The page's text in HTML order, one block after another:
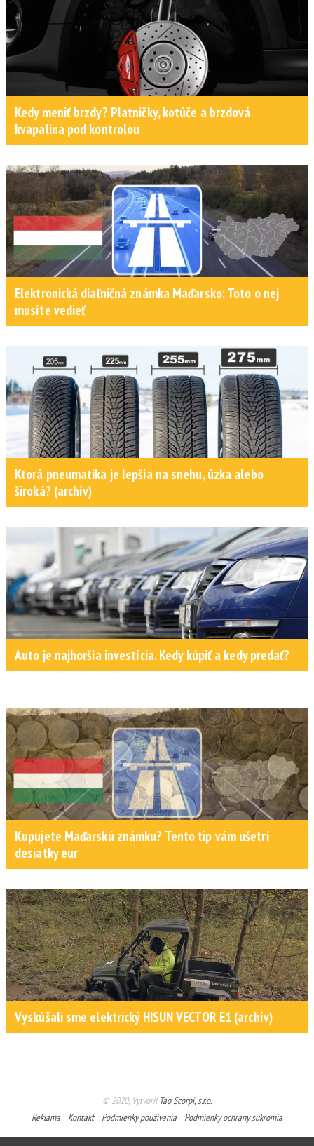
Kedy meniť brzdy? Platničky, kotúče a brzdová
kvapalina pod kontrolou
Elektronická diaľničná známka Maďarsko: Toto o nej
musíte vedieť
Ktorá pneumatika je lepšia na snehu, úzka alebo
široká? (archív)
Auto je najhoršia investícia. Kedy kúpiť a kedy predať?
Kupujete Maďarskú známku? Tento tip vám ušetrí
desiatky eur
Vyskúšali sme elektrický HISUN VECTOR E1 (archív)
© 2020, Vytvoril Tao Scorpi, s.r.o.
Reklama
Kontakt Podmienky používania Podmienky ochrany súkromia